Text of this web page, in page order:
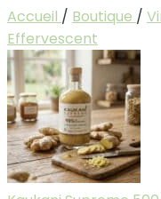
Accueil / Boutique /
Effervescent